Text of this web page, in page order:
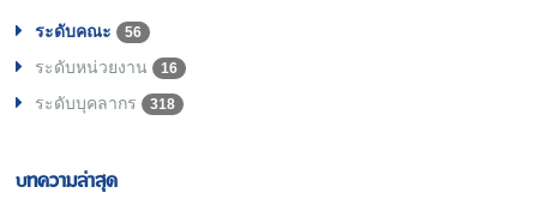
ระดับคณะ 56
ระดับหน่วยงาน 16
ระดับบุคลากร 318
บทความล่าสุด